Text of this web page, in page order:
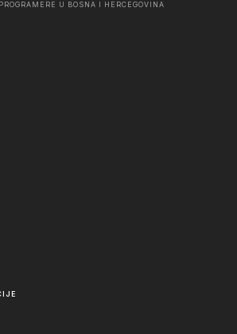
U BOSNA I HERCEGOVINA